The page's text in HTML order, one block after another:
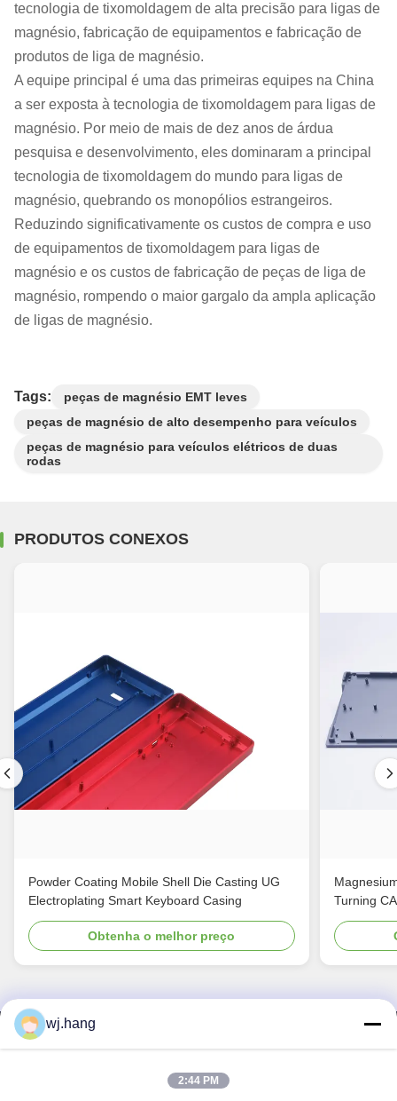
tecnologia de tixomoldagem de alta precisão para ligas de
magnésio, fabricação de equipamentos e fabricação de
produtos de liga de magnésio.
A equipe principal é uma das primeiras equipes na China
a ser exposta à tecnologia de tixomoldagem para ligas de
magnésio. Por meio de mais de dez anos de árdua
pesquisa e desenvolvimento, eles dominaram a principal
tecnologia de tixomoldagem do mundo para ligas de
magnésio, quebrando os monopólios estrangeiros.
Reduzindo significativamente os custos de compra e uso
de equipamentos de tixomoldagem para ligas de
magnésio e os custos de fabricação de peças de liga de
magnésio, rompendo o maior gargalo da ampla aplicação
de ligas de magnésio.
Tags:
peças de magnésio EMT leves
peças de magnésio de alto desempenho para veículos
peças de magnésio para veículos elétricos de duas
rodas
PRODUTOS CONEXOS
Powder Coating Mobile Shell Die Casting UG
Electroplating Smart Keyboard Casing
Obtenha o melhor preço
Turning
Contacte-nos
Jiangsu EMT Precision Manufacturing Co.,
wj.hang
2:44 PM